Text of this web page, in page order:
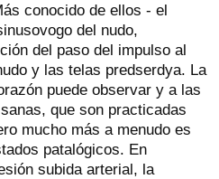
conocido de ellos - el
del nudo,
del paso del impulso al
y las telas predserdya. La
puede observar y a las
que son practicadas
mucho más a menudo es
patalógicos. En
subida arterial, la